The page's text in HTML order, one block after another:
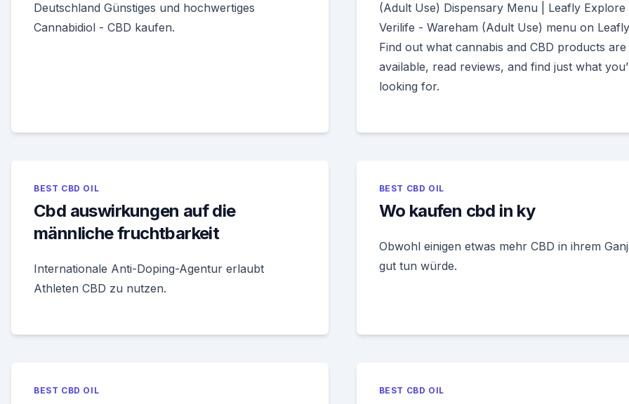
Deutschland Günstiges und hochwertiges
Cannabidiol - CBD kaufen.
(Adult Use) Dispensary Menu | Leafly Explore
Verilife - Wareham (Adult Use) menu on
Find out what cannabis and CBD products are
available, read reviews, and find just what
looking for.
BEST CBD OIL
Cbd auswirkungen auf die
männliche fruchtbarkeit
Internationale Anti-Doping-Agentur erlaubt
Athleten CBD zu nutzen.
BEST CBD OIL
Wo kaufen cbd in ky
Obwohl einigen etwas mehr CBD in ihrem
gut tun würde.
BEST CBD OIL BEST CBD OIL